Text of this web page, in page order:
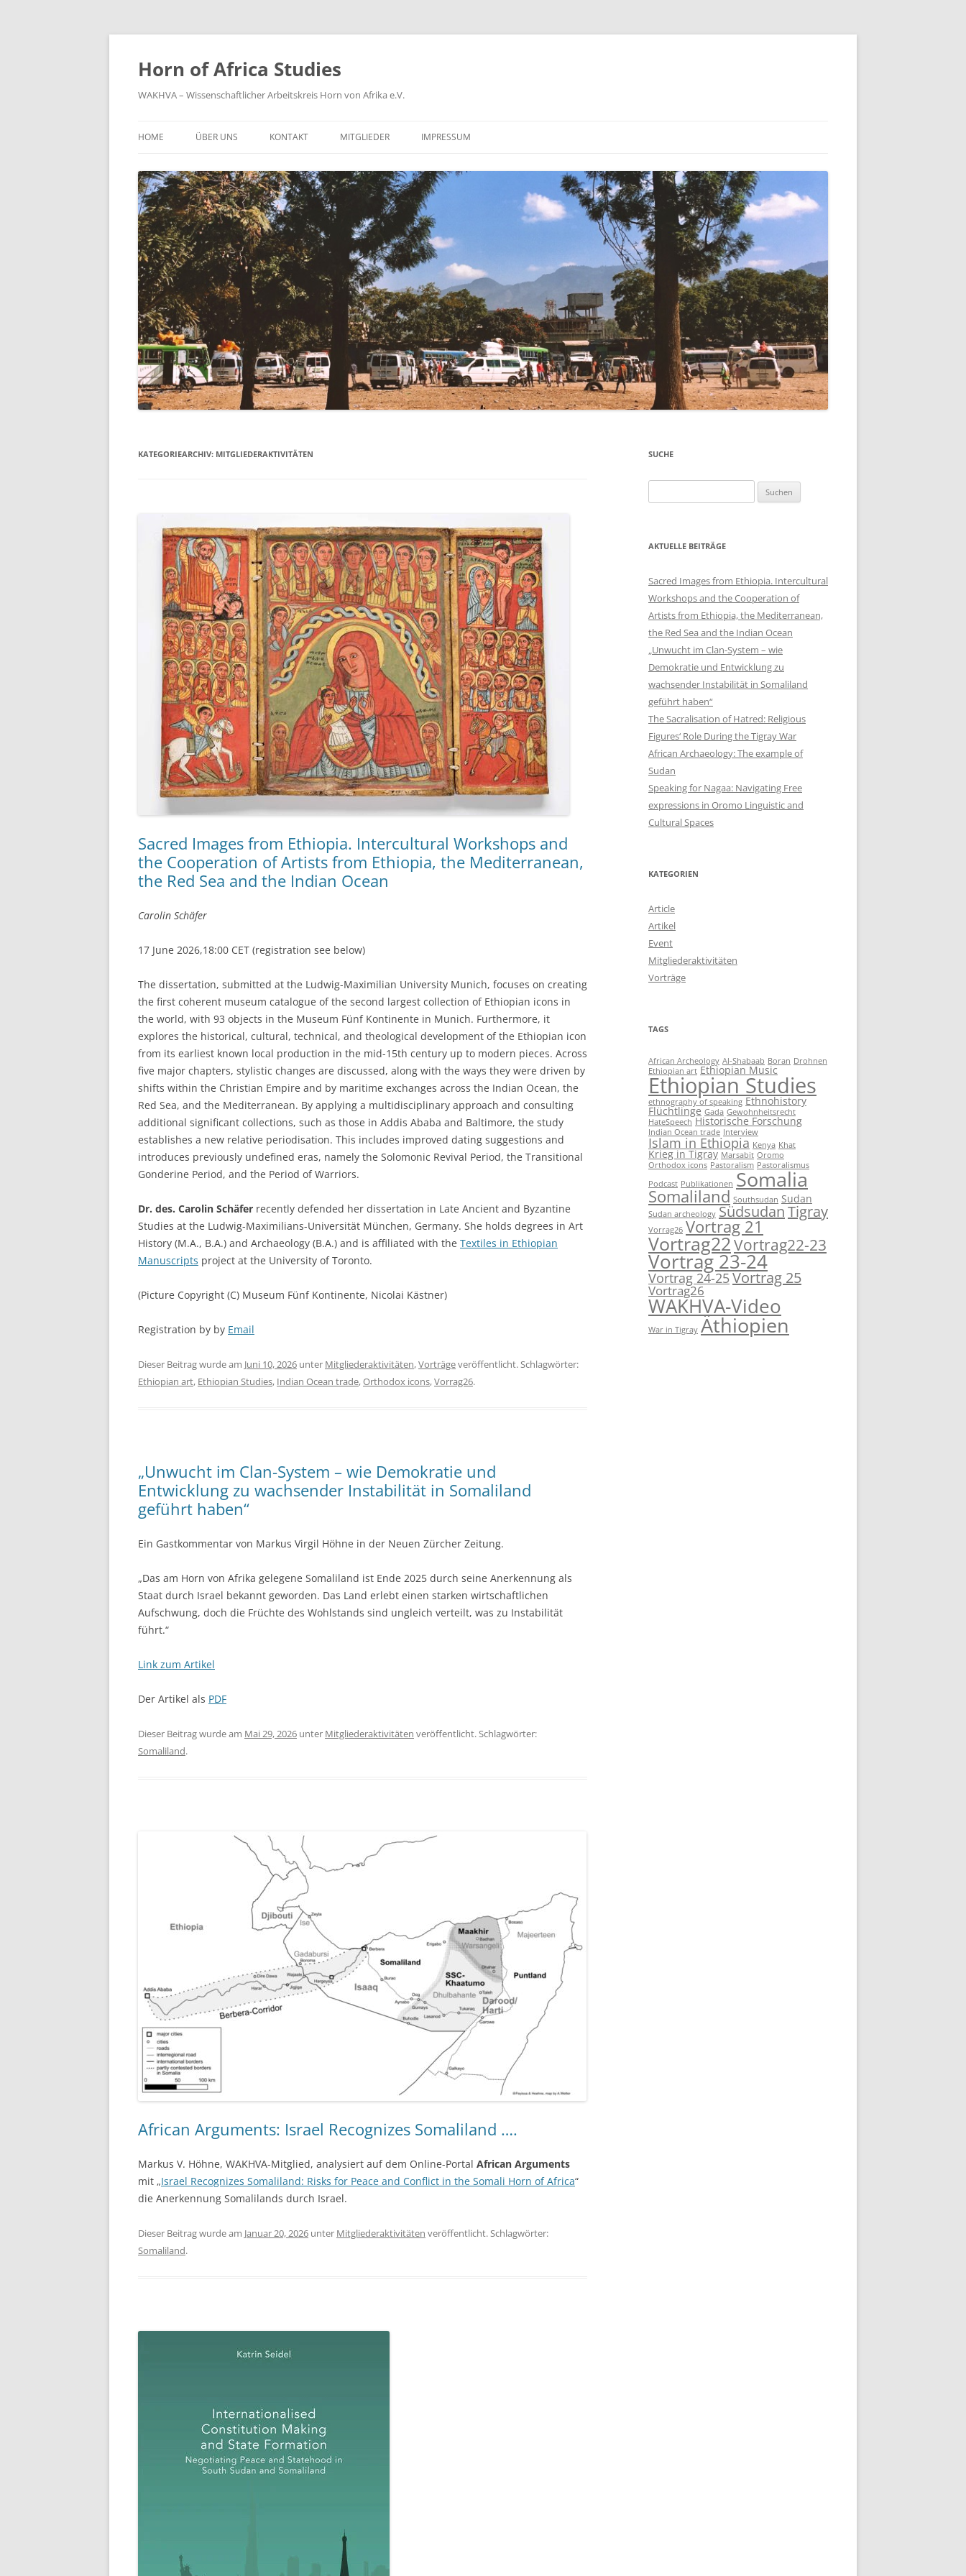
Zum
Horn of Africa Studies
WAKHVA – Wissenschaftlicher Arbeitskreis Horn von Afrika e.V.
HOME ÜBER UNS KONTAKT MITGLIEDER IMPRESSUM
KATEGORIEARCHIV: MITGLIEDERAKTIVITÄTEN
Sacred Images from Ethiopia. Intercultural Workshops and
the Cooperation of Artists from Ethiopia, the Mediterranean,
the Red Sea and the Indian Ocean
Carolin Schäfer
17 June 2026,18:00 CET (registration see below)
The dissertation, submitted at the Ludwig-Maximilian University Munich, focuses on creating
the first coherent museum catalogue of the second largest collection of Ethiopian icons in
the world, with 93 objects in the Museum Fünf Kontinente in Munich. Furthermore, it
explores the historical, cultural, technical, and theological development of the Ethiopian icon
from its earliest known local production in the mid-15th century up to modern pieces. Across
five major chapters, stylistic changes are discussed, along with the ways they were driven by
shifts within the Christian Empire and by maritime exchanges across the Indian Ocean, the
Red Sea, and the Mediterranean. By applying a multidisciplinary approach and consulting
additional significant collections, such as those in Addis Ababa and Baltimore, the study
establishes a new relative periodisation. This includes improved dating suggestions and
introduces previously undefined eras, namely the Solomonic Revival Period, the Transitional
Gonderine Period, and the Period of Warriors.
Dr. des. Carolin Schäfer recently defended her dissertation in Late Ancient and Byzantine
Studies at the Ludwig-Maximilians-Universität München, Germany. She holds degrees in Art
History (M.A., B.A.) and Archaeology (B.A.) and is affiliated with the Textiles in Ethiopian
Manuscripts project at the University of Toronto.
(Picture Copyright (C) Museum Fünf Kontinente, Nicolai Kästner)
Registration by by Email
Dieser Beitrag wurde am Juni 10, 2026 unter Mitgliederaktivitäten,Vorträgeveröffentlicht. Schlagwörter:
Ethiopian art, Ethiopian Studies, Indian Ocean trade,Orthodox icons,Vorrag26.
„Unwucht im Clan-System – wie Demokratie und
Entwicklung zu wachsender Instabilität in Somaliland
geführt haben“
Ein Gastkommentar von Markus Virgil Höhne in der Neuen Zürcher Zeitung.
„Das am Horn von Afrika gelegene Somaliland ist Ende 2025 durch seine Anerkennung als
Staat durch Israel bekannt geworden. Das Land erlebt einen starken wirtschaftlichen
Aufschwung, doch die Früchte des Wohlstands sind ungleich verteilt, was zu Instabilität
führt.“
Link zum Artikel
Der Artikel als PDF
Dieser Beitrag wurde am Mai 29, 2026 unter Mitgliederaktivitäten veröffentlicht. Schlagwörter:
Somaliland.
African Arguments: Israel Recognizes Somaliland ….
Markus V. Höhne, WAKHVA-Mitglied, analysiert auf dem Online-Portal African Arguments
mit „Israel Recognizes Somaliland: Risks for Peace and Conflict in the Somali Horn of Africa“
die Anerkennung Somalilands durch Israel.
Dieser Beitrag wurde am Januar 20, 2026 unter Mitgliederaktivitäten veröffentlicht. Schlagwörter:
Somaliland.
SUCHE
nach:
AKTUELLE BEITRÄGE
Sacred Images from Ethiopia. Intercultural
Workshops and the Cooperation of
Artists from Ethiopia, the Mediterranean,
the Red Sea and the Indian Ocean
„Unwucht im Clan-System – wie
Demokratie und Entwicklung zu
wachsender Instabilität in Somaliland
geführt haben“
The Sacralisation of Hatred: Religious
Figures‘ Role During the Tigray War
African Archaeology: The example of
Sudan
Speaking for Nagaa: Navigating Free
expressions in Oromo Linguistic and
Cultural Spaces
KATEGORIEN
Article
Artikel
Event
Mitgliederaktivitäten
Vorträge
TAGS
African Archeology Al-Shabaab Boran Drohnen
Ethiopian art Ethiopian Music
Ethiopian Studies
ethnography of speaking Ethnohistory
Flüchtlinge Gada Gewohnheitsrecht
HateSpeech Historische Forschung
Indian Ocean trade Interview
Islam in Ethiopia Kenya Khat
Krieg in Tigray Marsabit Oromo
Orthodox icons Pastoralism Pastoralismus
Podcast Publikationen Somalia
Somaliland Southsudan Sudan
Sudan archeology SüdsudanTigray
Vorrag26 Vortrag 21
Vortrag22Vortrag22-23
Vortrag 23-24
Vortrag 24-25Vortrag 25
Vortrag26
WAKHVA-Video
War in Tigray Äthiopien